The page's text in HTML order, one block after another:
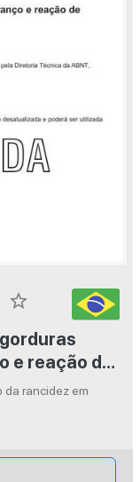
star_border
e reação de
da rancidez em